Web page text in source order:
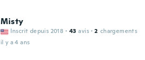
Misty
Inscrit depuis 2018 · 43 avis · 2 chargements
il y a 4 ans